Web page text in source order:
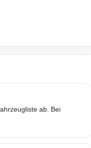
ab. Bei